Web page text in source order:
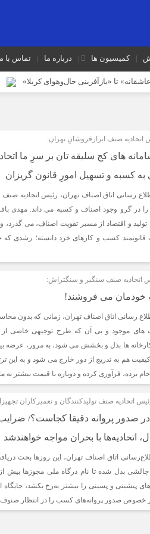
کمیسیون ها درباره ما تماس با
تا «بازآفرینی حال‌وهوای کربلا»
می‌بینند؛ این در حالی است که ما در این
داده است ضرورت بازنگری در
شایعه گرانی بنزین،
برپا شد
اتحادیه صنف ابزارفروشانِ تهران:
های کج سلیقه تان بر سرِ ما
کسبه و تسهیل امورِ قانون گریزان
رسانی اتاق اصناف تهران، رئیس اتحادیه
در گرو وجود اصناف و کسبه می داند. مهدی
تولید و اقتصاد از مسیر تقویت اصناف، می گذرد،
قانونمند کسب و کارهای خرد دانسته؛ رشدی
اتحادیه صنف سنگبر و سنگتراش:
خودمان می فروشند!
رسانی اتاق اصناف تهران، زمانی که بدون
موجود و بی آن که طرح توجیهی خاصی از
ها بذل و بخشش می شود، به مرور، عرضه
هم به تدریج از دور خارج می شود و به این
برده، فرآوری کرده و دوباره با قیمت بیشتر به
اتحادیه صنف تولیدکنندگان و تعمیرکاران
در صدور پروانه دقیقا کجاست؟/
اتحادیه‌ها با بحران مواجه خواهندشد
اتاق اصناف تهران، این روزها بحث
بدل شده تا نام درگاه ملی مجوزها بیش
پیشینی و پسینی را بیشتر به‌رخ بکشد، جایگاه
خصوص صدور پروانه‌های کسب را در انتظار صنوف